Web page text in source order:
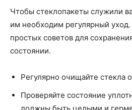
Чтобы стеклопакеты служили
им необходим регулярный уход.
простых советов для
состоянии.
Регулярно очищайте стекла
Проверяйте состояние